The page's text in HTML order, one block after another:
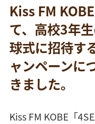
Kiss FM
て、高校3年
球式に招待す
ャンペーンに
きました。
Kiss FM KOBE「